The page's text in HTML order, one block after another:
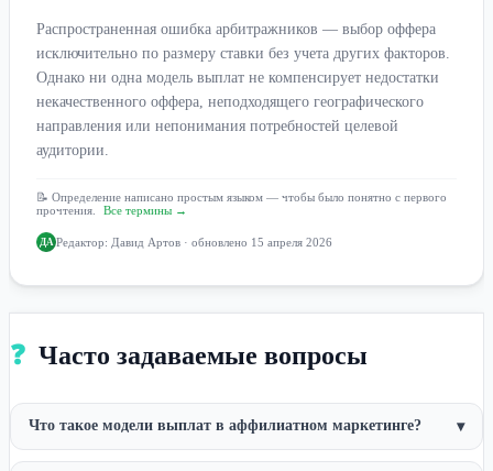
Распространенная ошибка арбитражников — выбор оффера
исключительно по размеру ставки без учета других факторов.
Однако ни одна модель выплат не компенсирует недостатки
некачественного оффера, неподходящего географического
направления или непонимания потребностей целевой
аудитории.
📝 Определение написано простым языком — чтобы было понятно с первого
прочтения.
Все термины →
ДА Редактор: Давид Артов · обновлено 15 апреля 2026
❓ Часто задаваемые вопросы
Что такое модели выплат в аффилиатном маркетинге? ▾